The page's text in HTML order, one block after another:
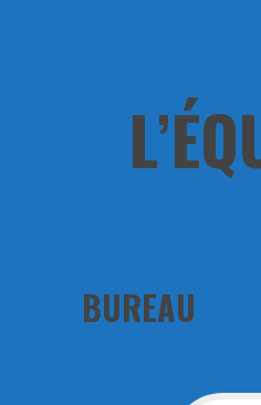
BUREAU